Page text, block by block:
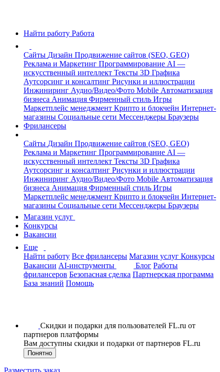
Найти работу Работа
Сайты Дизайн Продвижение сайтов (SEO, GEO)
Реклама и Маркетинг Программирование AI —
искусственный интеллект Тексты 3D Графика
Аутсорсинг и консалтинг Рисунки и иллюстрации
Инжиниринг Аудио/Видео/Фото Mobile Автоматизация
бизнеса Анимация Фирменный стиль Игры
Маркетплейс менеджмент Крипто и блокчейн Интернет-
магазины Социальные сети Мессенджеры Браузеры
Фрилансеры
Сайты Дизайн Продвижение сайтов (SEO, GEO)
Реклама и Маркетинг Программирование AI —
искусственный интеллект Тексты 3D Графика
Аутсорсинг и консалтинг Рисунки и иллюстрации
Инжиниринг Аудио/Видео/Фото Mobile Автоматизация
бизнеса Анимация Фирменный стиль Игры
Маркетплейс менеджмент Крипто и блокчейн Интернет-
магазины Социальные сети Мессенджеры Браузеры
Магазин услуг
Конкурсы
Вакансии
Еще
Найти работу Все фрилансеры Магазин услуг Конкурсы
Вакансии AI-инструменты Блог Работы
фрилансеров Безопасная сделка Партнерская программа
База знаний Помощь
Скидки и подарки для пользователей FL.ru от
партнеров платформы
Вам доступны скидки и подарки от партнеров FL.ru
Понятно
Разместить заказ